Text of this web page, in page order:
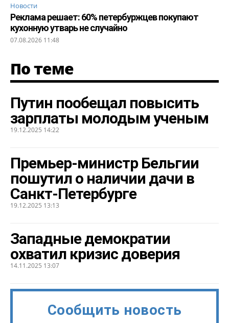
Новости
Реклама решает: 60% петербуржцев покупают
кухонную утварь не случайно
07.08.2026 11:48
По теме
Путин пообещал повысить
зарплаты молодым ученым
19.12.2025 14:22
Премьер-министр Бельгии
пошутил о наличии дачи в
Санкт-Петербурге
19.12.2025 13:13
Западные демократии
охватил кризис доверия
14.11.2025 13:07
Сообщить новость